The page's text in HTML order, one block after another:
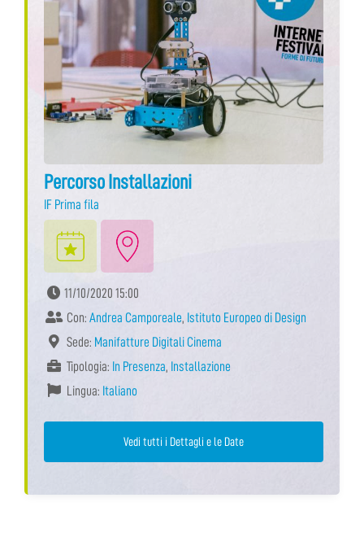
Percorso Installazioni
IF Prima fila
11/10/2020 15:00
Con: Andrea Camporeale, Istituto Europeo di Design
Sede: Manifatture Digitali Cinema
Tipologia: In Presenza, Installazione
Lingua: Italiano
Vedi tutti i Dettagli e le Date